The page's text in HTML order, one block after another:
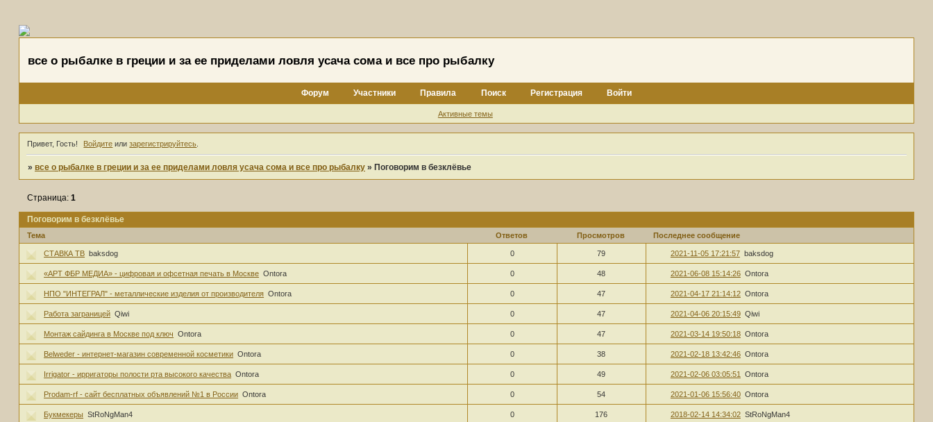
все о рыбалке в греции и за ее приделами ловля усача сома и все про рыбалку
Форум Участники Правила Поиск Регистрация Войти
Активные темы
Привет, Гость! Войдите илизарегистрируйтесь
» все о рыбалке в греции и за ее приделами ловля усача сома и все про рыбалку » Поговорим в безклёвье
Поговорим в безклёвье
Страница: 1
Тема Ответов Просмотров Последнее сообщение
СТАВКА ТВ baksdog 0 79 2021-11-05 17:21:57 baksdog
«АРТ ФБР МЕДИА» - цифровая и офсетная печать в Москве Ontora 0 48 2021-06-08 15:14:26 Ontora
НПО "ИНТЕГРАЛ" - металлические изделия от производителя Ontora 0 47 2021-04-17 21:14:12 Ontora
Работа заграницей Qiwi 0 47 2021-04-06 20:15:49 Qiwi
Монтаж сайдинга в Москве под ключ Ontora 0 47 2021-03-14 19:50:18 Ontora
Belweder - интернет-магазин современной косметики Ontora 0 38 2021-02-18 13:42:46 Ontora
Irrigator - ирригаторы полости рта высокого качества Ontora 0 49 2021-02-06 03:05:51 Ontora
Prodam-rf - сайт бесплатных объявлений №1 в России Ontora 0 54 2021-01-06 15:56:40 Ontora
Букмекеры StRoNgMan4 0 176 2018-02-14 14:34:02 StRoNgMan4